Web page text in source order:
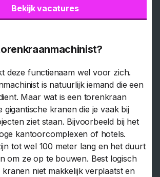
Bekijk vacatures
deze functienaam wel voor zich.
is natuurlijk iemand die een
Maar wat is een torenkraan
gigantische kranen die je vaak bij
ziet staan. Bijvoorbeeld bij het
kantoorcomplexen of hotels.
tot wel 100 meter lang en het duurt
om ze op te bouwen. Best logisch
kranen niet makkelijk verplaatst en